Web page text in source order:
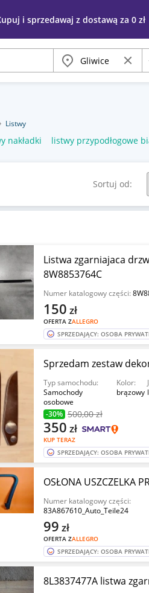
i sprzedawaj z dostawą za 0 zł
Miasto
Listwy
nakładki listwy przypodłogowe
Sortuj od:
Listwa zgarniajaca
8W8853764C
Numer katalogowy części:
OFERTA ZALLEGRO
150 zł
SPRZEDAJĄCY: OSOBA
Sprzedam zestaw
Typ samochodu:
Samochody
osobowe
Kolor:
brązowy
-30% 500,00 zł
KUP TERAZ
350 zł
SPRZEDAJĄCY: OSOBA
OSŁONA USZCZELKA
Numer katalogowy części:
83A867610_Auto_Teile24
OFERTA ZALLEGRO
99 zł
SPRZEDAJĄCY: OSOBA
8L3837477A listwa